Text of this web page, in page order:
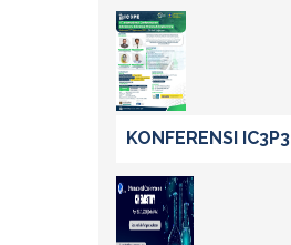
KONFERENSI IC3P3